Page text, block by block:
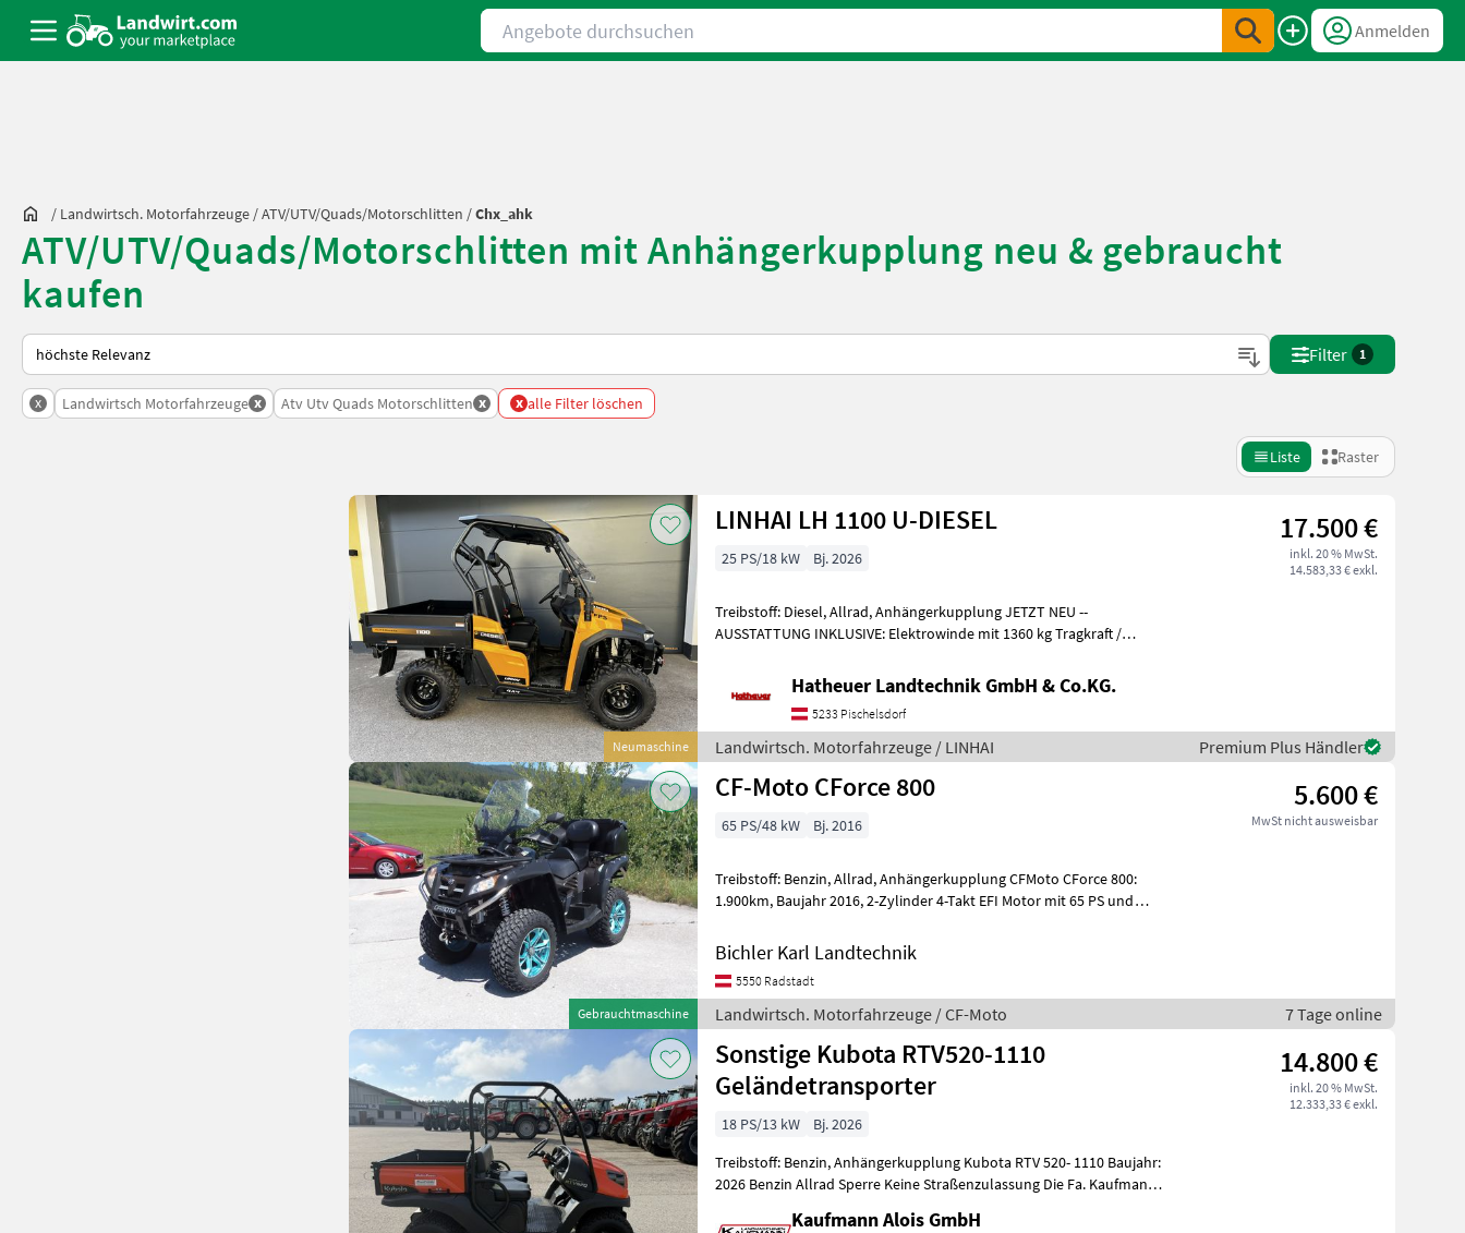
Angebote durchsuchen
Anmelden
/ Landwirtsch. Motorfahrzeuge /ATV/UTV/Quads/Motorschlitten /Chx_ahk
ATV/UTV/Quads/Motorschlitten mit Anhängerkupplung neu & gebraucht
kaufen
So wird auf Landwirt.com sortiert
Filter 1
x Landwirtsch Motorfahrzeuge x Atv Utv Quads Motorschlitten x x alle Filter löschen
Liste Raster
Neumaschine
LINHAI LH 1100 U-DIESEL 17.500 €
inkl. 20 % MwSt.
14.583,33 € exkl.
25 PS/18 kW Bj. 2026
Treibstoff: Diesel, Allrad, Anhängerkupplung JETZT NEU --
AUSSTATTUNG INKLUSIVE: Elektrowinde mit 1360 kg Tragkraft /
Hatheuer Landtechnik GmbH & Co.KG.
5233 Pischelsdorf
Landwirtsch. Motorfahrzeuge / LINHAI Premium Plus Händler
Gebrauchtmaschine
CF-Moto CForce 800 5.600 €
MwSt nicht ausweisbar
65 PS/48 kW Bj. 2016
Treibstoff: Benzin, Allrad, Anhängerkupplung CFMoto CForce 800:
1.900km, Baujahr 2016, 2-Zylinder 4-Takt EFI Motor mit 65 PS und
Bichler Karl Landtechnik
5550 Radstadt
Landwirtsch. Motorfahrzeuge / CF-Moto 7 Tage online
Sonstige Kubota RTV520-1110
Geländetransporter
14.800 €
inkl. 20 % MwSt.
12.333,33 € exkl.
18 PS/13 kW
Bj. 2026
Treibstoff: Benzin, Anhängerkupplung Kubota RTV 520- 1110 Baujahr:
2026 Benzin Allrad Sperre Keine Straßenzulassung Die Fa. Kaufmann
Kaufmann Alois GmbH